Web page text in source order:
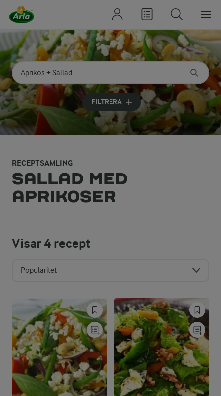
Sök på kategori eller ingrediens
Skriv in sökord för att få förslag
FILTRERA
RECEPTSAMLING
SALLAD MED
APRIKOSER
Visar4 recept
Popularitet